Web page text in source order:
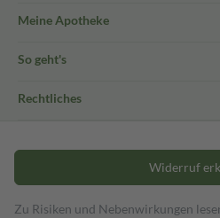
Meine Apotheke
So geht's
Rechtliches
Widerruf
Zu Risiken und Nebenwirkungen